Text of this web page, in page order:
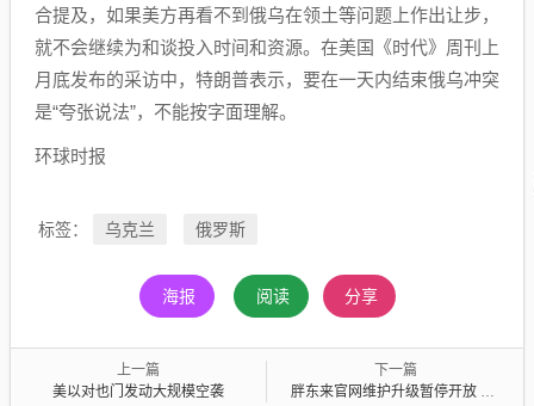
合提及，如果美方再看不到俄乌在领土等问题上作出让步，
就不会继续为和谈投入时间和资源。在美国《时代》周刊上
月底发布的采访中，特朗普表示，要在一天内结束俄乌冲突
是“夸张说法”，不能按字面理解。
环球时报
标签： 乌克兰 俄罗斯
海报 阅读 分享
上一篇
美以对也门发动大规模空袭
下一篇
胖东来官网维护升级暂停开放 工作人员最新回应